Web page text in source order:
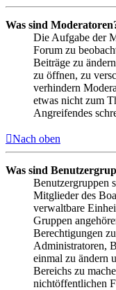
Was sind
Die Aufgabe der
Forum zu
Beiträge zu
zu öffnen, zu
verhindern
etwas nicht zum
Angreifendes
Nach oben
Was sind
Benutzergruppen
Mitglieder des
verwaltbare
Gruppen
Berechtigungen
Administratoren,
einmal zu ändern
Bereichs zu
nichtöffentlichen